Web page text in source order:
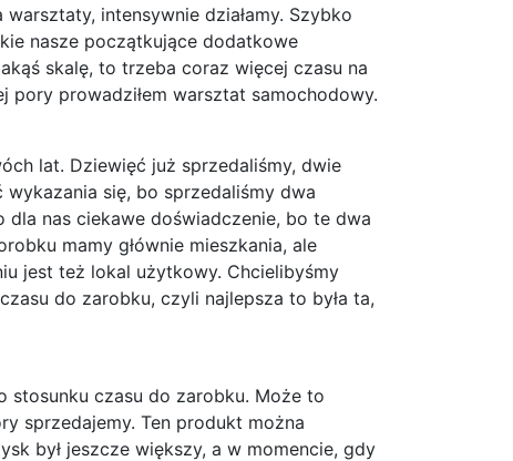
intensywnie działamy. Szybko
nasze początkujące dodatkowe
skalę, to trzeba coraz więcej czasu na
prowadziłem warsztat samochodowy.
lat. Dziewięć już sprzedaliśmy, dwie
wykazania się, bo sprzedaliśmy dwa
dla nas ciekawe doświadczenie, bo te dwa
mamy głównie mieszkania, ale
jest też lokal użytkowy. Chcielibyśmy
do zarobku, czyli najlepsza to była ta,
stosunku czasu do zarobku. Może to
sprzedajemy. Ten produkt można
był jeszcze większy, a w momencie, gdy